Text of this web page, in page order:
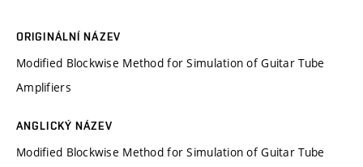
ORIGINÁLNÍ NÁZEV
Modified Blockwise Method for Simulation of Guitar Tube
Amplifiers
ANGLICKÝ NÁZEV
Modified Blockwise Method for Simulation of Guitar Tube